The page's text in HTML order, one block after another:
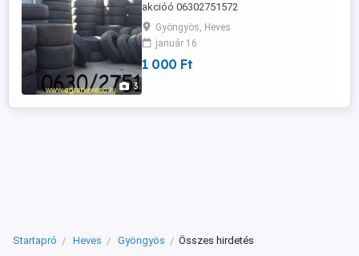
3
akcióó 06302751572
Gyöngyös, Heves
január 16
1 000 Ft
Startapró Heves Gyöngyös Összes hirdetés